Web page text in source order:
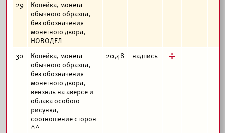
29
Копейка, монета
обычного образца,
без обозначения
монетного двора,
НОВОДЕЛ
30
Копейка, монета
обычного образца,
без обозначения
монетного двора,
вензнль на аверсе и
облака особого
рисунка,
соотношение сторон
^^
20,48 надпись д